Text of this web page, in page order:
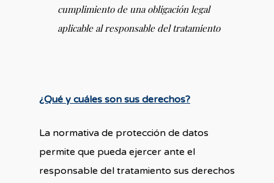
cumplimiento de una obligación legal
aplicable al responsable del tratamiento
¿Qué y cuáles son sus derechos?
La normativa de protección de datos
permite que pueda ejercer ante el
responsable del tratamiento sus derechos